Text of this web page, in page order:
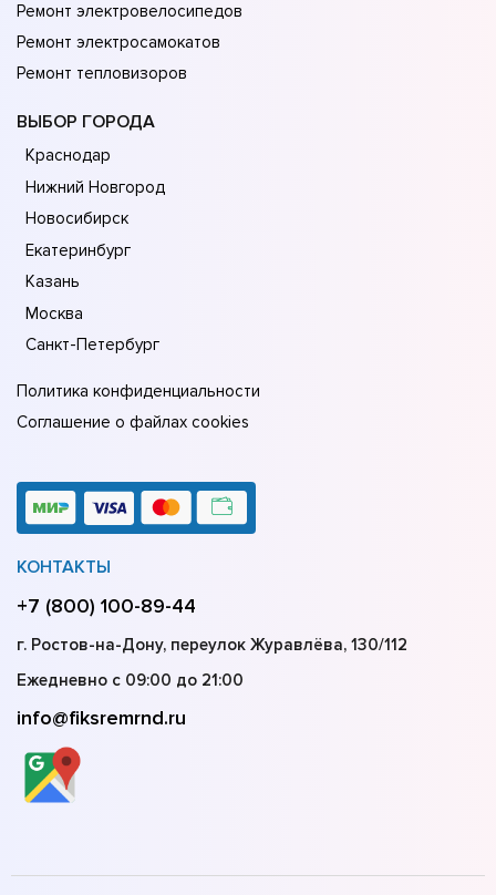
Ремонт электровелосипедов
Ремонт электросамокатов
Ремонт тепловизоров
ВЫБОР ГОРОДА
Краснодар
Нижний Новгород
Новосибирск
Екатеринбург
Казань
Москва
Санкт-Петербург
Политика конфиденциальности
Соглашение о файлах cookies
КОНТАКТЫ
+7 (800) 100-89-44
г. Ростов-на-Дону, переулок Журавлёва, 130/112
Ежедневно с 09:00 до 21:00
info@fiksremrnd.ru